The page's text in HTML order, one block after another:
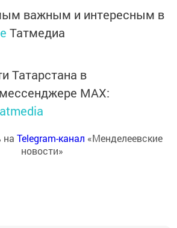
важным и интересным в
Татмедиа
Татарстана в
MАХ:
на Telegram-канал «Менделеевские
новости»